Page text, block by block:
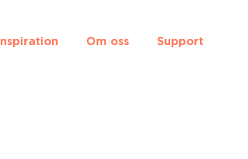
Inspiration Om oss Support